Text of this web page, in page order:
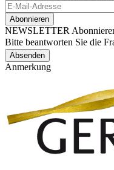
Abonnieren
NEWSLETTER
Bitte beantworten Sie die
Absenden
Anmerkung